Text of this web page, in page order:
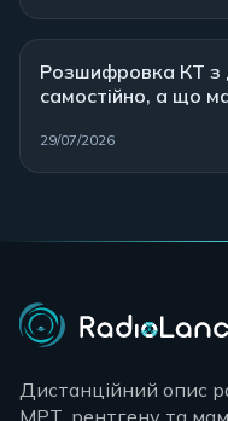
Розшифровка КТ з
самостійно, а що
29/07/2026
Дистанційний опис